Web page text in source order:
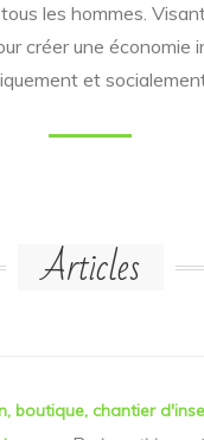
les hommes.
créer une économie
et
Articles
boutique chantier